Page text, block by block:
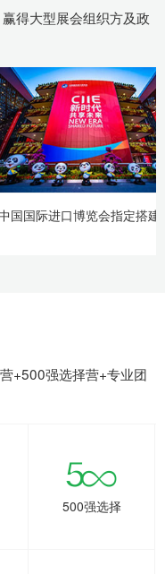
得大型展会组织方及政
国国际进口博览会指定搭建
+500强选择营+专业团
500强选择